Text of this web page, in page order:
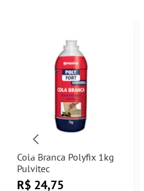
Cola Branca Polyfix 1kg
Pulvitec
R$ 24,75